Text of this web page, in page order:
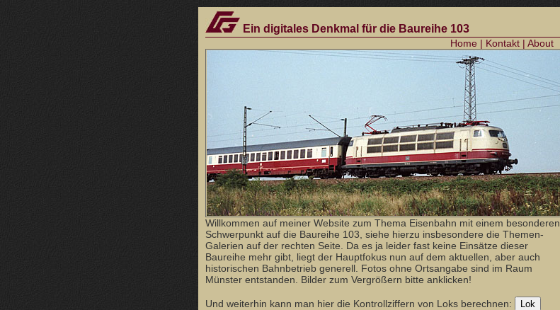
Ein digitales Denkmal für die Baureihe 103
Home | Kontakt | About
Willkommen auf meiner Website zum Thema Eisenbahn mit einem besonderen
Schwerpunkt auf die Baureihe 103, siehe hierzu insbesondere die Themen-
Galerien auf der rechten Seite. Da es ja leider fast keine Einsätze dieser
Baureihe mehr gibt, liegt der Hauptfokus nun auf dem aktuellen, aber auch
historischen Bahnbetrieb generell. Fotos ohne Ortsangabe sind im Raum
Münster entstanden. Bilder zum Vergrößern bitte anklicken!
Und weiterhin kann man hier die Kontrollziffern von Loks berechnen: